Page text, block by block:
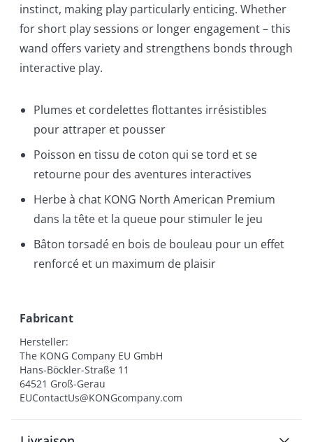
instinct, making play particularly enticing. Whether
for short play sessions or longer engagement – this
wand offers variety and strengthens bonds through
interactive play.
Plumes et cordelettes flottantes irrésistibles
pour attraper et pousser
Poisson en tissu de coton qui se tord et se
retourne pour des aventures interactives
Herbe à chat KONG North American Premium
dans la tête et la queue pour stimuler le jeu
Bâton torsadé en bois de bouleau pour un effet
renforcé et un maximum de plaisir
Fabricant
Hersteller:
The KONG Company EU GmbH
Hans-Böckler-Straße 11
64521 Groß-Gerau
EUContactUs@KONGcompany.com